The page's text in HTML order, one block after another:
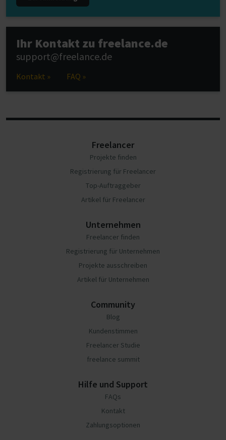
Ihr Kontakt zu freelance.de
support@freelance.de
Kontakt » FAQ »
Freelancer
Projekte finden
Registrierung für Freelancer
Top-Auftraggeber
Artikel für Freelancer
Unternehmen
Freelancer finden
Registrierung für Unternehmen
Projekte ausschreiben
Artikel für Unternehmen
Community
Blog
Kundenstimmen
Freelancer Studie
freelance summit
Hilfe und Support
FAQs
Kontakt
Zahlungsoptionen